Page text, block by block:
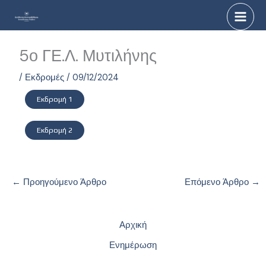
5ο ΓΕ.Λ. Μυτιλήνης
/ Εκδρομές /09/12/2024
Εκδρομή 1
Εκδρομή 2
← Προηγούμενο Άρθρο Επόμενο Άρθρο →
Αρχική
Ενημέρωση